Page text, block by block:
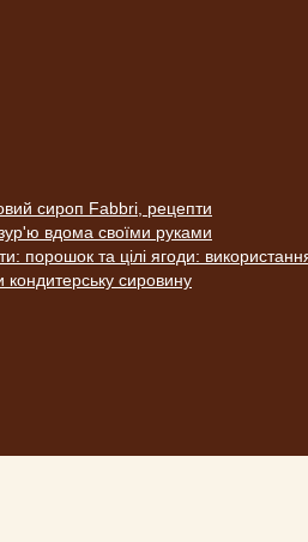
сироп Fabbri, рецепти
вдома своїми руками
порошок та цілі ягоди:
кондитерську сировину